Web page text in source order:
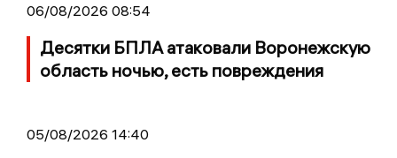
06/08/2026 08:54
Десятки БПЛА атаковали Воронежскую
область ночью, есть повреждения
05/08/2026 14:40